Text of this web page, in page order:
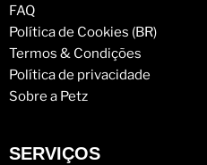
FAQ
Política de Cookies (BR)
Termos & Condições
Política de privacidade
Sobre a Petz
SERVIÇOS